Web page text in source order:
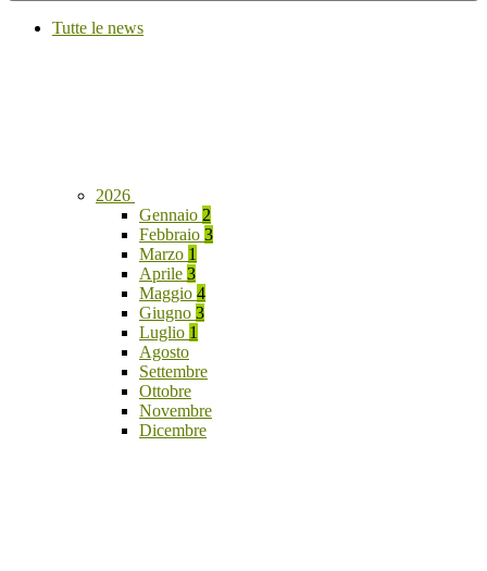
Tutte le news
2026
Gennaio 2
Febbraio 3
Marzo 1
Aprile 3
Maggio 4
Giugno 3
Luglio 1
Agosto
Settembre
Ottobre
Novembre
Dicembre